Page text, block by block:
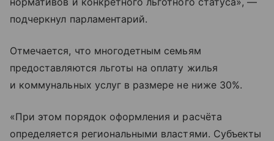
подчеркнул парламентарий.
Отмечается, что многодетным семьям
предоставляются льготы на оплату жилья
и коммунальных услуг в размере не ниже 30%.
«При этом порядок оформления и расчёта
определяется региональными властями. Субъекты